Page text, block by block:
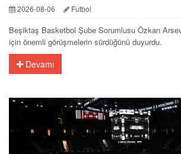
2026-08-06 Futbol
Beşiktaş Basketbol Şube Sorumlusu Özkan
için önemli görüşmelerin sürdüğünü duyurdu.
Devamı